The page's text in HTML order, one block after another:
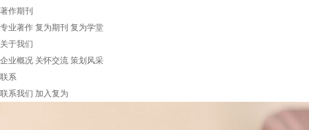
著作期刊
专业著作 复为期刊 复为学堂
关于我们
企业概况 关怀交流 策划风采
联系
联系我们 加入复为